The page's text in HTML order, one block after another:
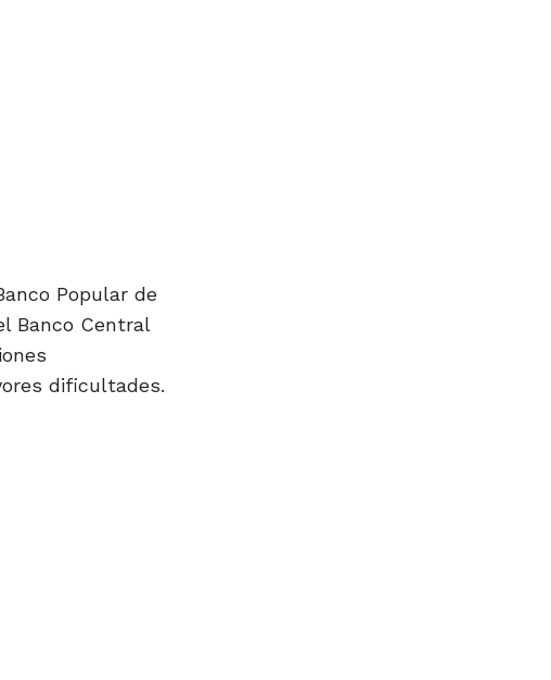
Popular de
Banco Central
dificultades.